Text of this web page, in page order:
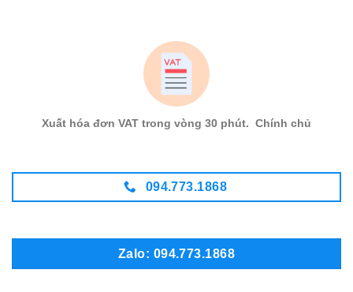
Xuất hóa đơn VAT trong vòng 30 phút. Chính chủ
094.773.1868
Zalo: 094.773.1868